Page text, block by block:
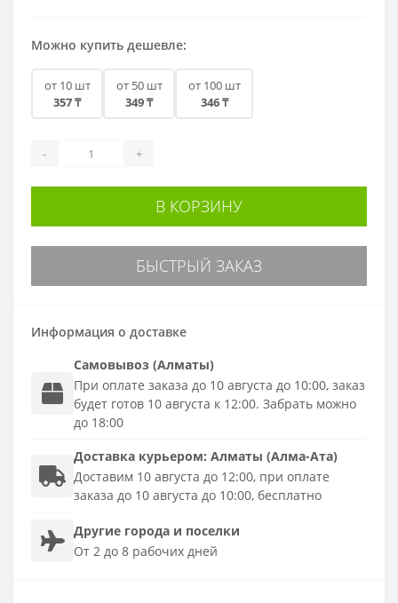
Можно купить дешевле:
от 10 шт
357 ₸
от 50 шт
349 ₸
от 100 шт
346 ₸
- +
В КОРЗИНУ
БЫСТРЫЙ ЗАКАЗ
Информация о доставке
Самовывоз (Алматы)
При оплате заказа до 10 августа до 10:00, заказ
будет готов 10 августа к 12:00. Забрать можно
до 18:00
Доставка курьером: Алматы (Алма-Ата)
Доставим 10 августа до 12:00, при оплате
заказа до 10 августа до 10:00, бесплатно
Другие города и поселки
От 2 до 8 рабочих дней